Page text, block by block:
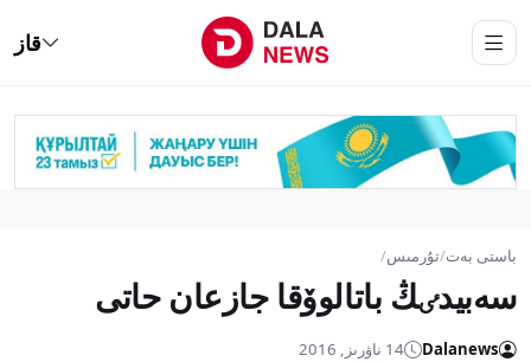
قاز
باستى بەت/تۇرمىس/
سەبيدٸڭ باتالوۆقا جازعان حاتى
Dalanews 14 ناۋرىز, 2016